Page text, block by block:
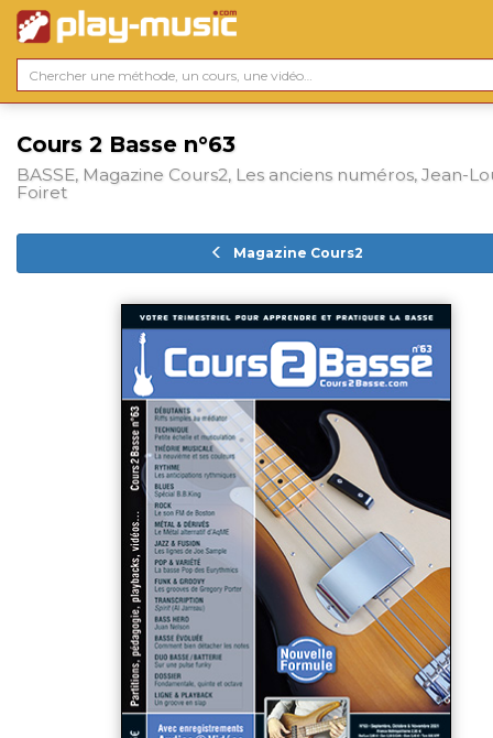
Cours 2 Basse n°63
BASSE, Magazine Cours2, Les anciens numéros, Jean-
Foiret
Magazine Cours2